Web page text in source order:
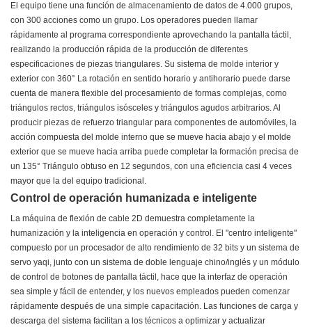
El equipo tiene una función de almacenamiento de datos de 4.000 grupos,
con 300 acciones como un grupo. Los operadores pueden llamar
rápidamente al programa correspondiente aprovechando la pantalla táctil,
realizando la producción rápida de la producción de diferentes
especificaciones de piezas triangulares. Su sistema de molde interior y
exterior con 360° La rotación en sentido horario y antihorario puede darse
cuenta de manera flexible del procesamiento de formas complejas, como
triángulos rectos, triángulos isósceles y triángulos agudos arbitrarios. Al
producir piezas de refuerzo triangular para componentes de automóviles, la
acción compuesta del molde interno que se mueve hacia abajo y el molde
exterior que se mueve hacia arriba puede completar la formación precisa de
un 135° Triángulo obtuso en 12 segundos, con una eficiencia casi 4 veces
mayor que la del equipo tradicional.
Control de operación humanizada e inteligente
La máquina de flexión de cable 2D demuestra completamente la
humanización y la inteligencia en operación y control. El "centro inteligente"
compuesto por un procesador de alto rendimiento de 32 bits y un sistema de
servo yaqi, junto con un sistema de doble lenguaje chino/inglés y un módulo
de control de botones de pantalla táctil, hace que la interfaz de operación
sea simple y fácil de entender, y los nuevos empleados pueden comenzar
rápidamente después de una simple capacitación. Las funciones de carga y
descarga del sistema facilitan a los técnicos a optimizar y actualizar